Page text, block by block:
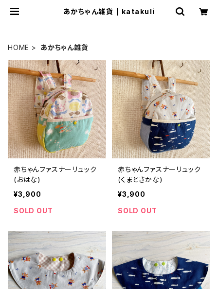
あかちゃん雑貨 | katakuli
HOME あかちゃん雑貨
赤ちゃんファスナーリュック
(おはな)
¥3,900
SOLD OUT
赤ちゃんファスナーリュック
(くまとさかな)
¥3,900
SOLD OUT